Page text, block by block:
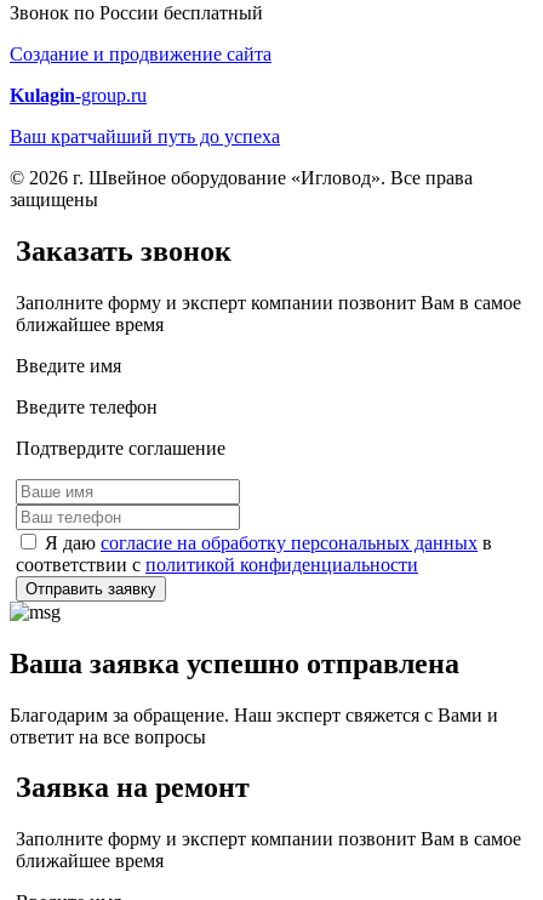
Звонок по России бесплатный
Создание и продвижение сайта
Kulagin-group.ru
Ваш кратчайший путь до успеха
© 2026 г. Швейное оборудование «Игловод». Все права
защищены
Заказать звонок
Заполните форму и эксперт компании позвонит Вам в самое
ближайшее время
Введите имя
Введите телефон
Подтвердите соглашение
Я даю согласие на обработку персональных данных в
соответствии с политикой конфиденциальности
Отправить заявку
Ваша заявка успешно отправлена
Благодарим за обращение. Наш эксперт свяжется с Вами и
ответит на все вопросы
Заявка на ремонт
Заполните форму и эксперт компании позвонит Вам в самое
ближайшее время